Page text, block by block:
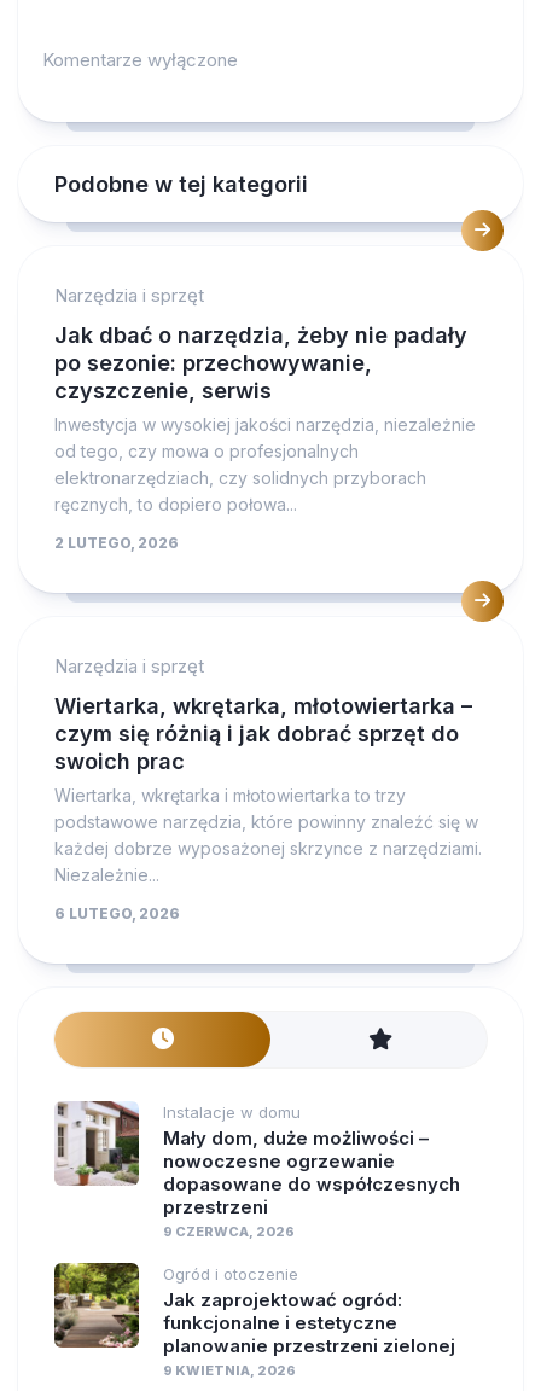
Komentarze wyłączone
Podobne w tej kategorii
Narzędzia i sprzęt
Jak dbać o narzędzia, żeby nie padały
po sezonie: przechowywanie,
czyszczenie, serwis
Inwestycja w wysokiej jakości narzędzia, niezależnie
od tego, czy mowa o profesjonalnych
elektronarzędziach, czy solidnych przyborach
ręcznych, to dopiero połowa...
2 LUTEGO, 2026
Narzędzia i sprzęt
Wiertarka, wkrętarka, młotowiertarka –
czym się różnią i jak dobrać sprzęt do
swoich prac
Wiertarka, wkrętarka i młotowiertarka to trzy
podstawowe narzędzia, które powinny znaleźć się w
każdej dobrze wyposażonej skrzynce z narzędziami.
Niezależnie...
6 LUTEGO, 2026
Instalacje w domu
Mały dom, duże możliwości –
nowoczesne ogrzewanie
dopasowane do współczesnych
przestrzeni
9 CZERWCA, 2026
Ogród i otoczenie
Jak zaprojektować ogród:
funkcjonalne i estetyczne
planowanie przestrzeni zielonej
9 KWIETNIA, 2026